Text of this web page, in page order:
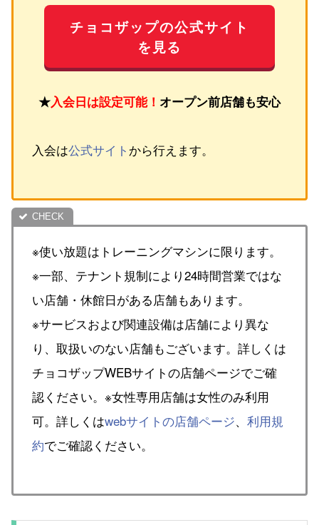
チョコザップの公式サイト
を見る
★入会日は設定可能！ オープン前店舗も安心
入会は公式サイト から行えます。
※使い放題はトレーニングマシンに限ります。
※一部、テナント規制により24時間営業ではな
い店舗・休館日がある店舗もあります。
※サービスおよび関連設備は店舗により異な
り、取扱いのない店舗もございます。詳しくは
チョコザップWEBサイトの店舗ページでご確
認ください。※女性専用店舗は女性のみ利用
可。詳しくはwebサイトの店舗ページ、 利用規
約でご確認ください。